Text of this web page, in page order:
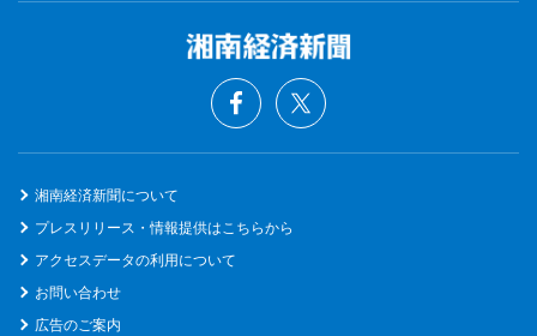
湘南経済新聞について
プレスリリース・情報提供はこちらから
アクセスデータの利用について
お問い合わせ
広告のご案内